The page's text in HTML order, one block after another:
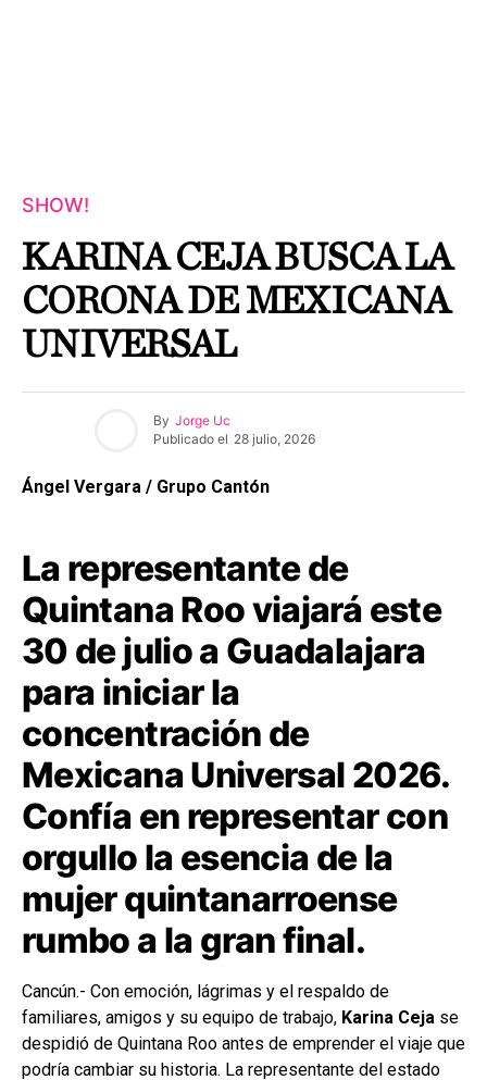
SHOW!
KARINA CEJA BUSCA LA
CORONA DE MEXICANA
UNIVERSAL
By Jorge Uc
Publicado el 28 julio, 2026
Ángel Vergara / Grupo Cantón
La representante de
Quintana Roo viajará este
30 de julio a Guadalajara
para iniciar la
concentración de
Mexicana Universal 2026.
Confía en representar con
orgullo la esencia de la
mujer quintanarroense
rumbo a la gran final.
Cancún.- Con emoción, lágrimas y el respaldo de
familiares, amigos y su equipo de trabajo, Karina Ceja se
despidió de Quintana Roo antes de emprender el viaje que
podría cambiar su historia. La representante del estado